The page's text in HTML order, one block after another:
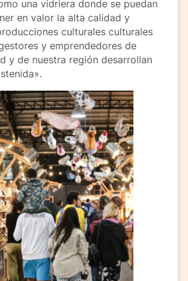
una vidriera donde se puedan
en valor la alta calidad y
culturales culturales
y emprendedores de
y de nuestra región desarrollan